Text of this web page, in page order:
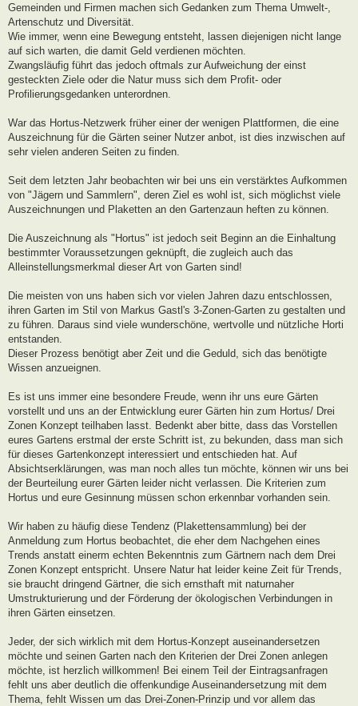
Gemeinden und Firmen machen sich Gedanken zum Thema Umwelt-,
Artenschutz und Diversität.
Wie immer, wenn eine Bewegung entsteht, lassen diejenigen nicht lange
auf sich warten, die damit Geld verdienen möchten.
Zwangsläufig führt das jedoch oftmals zur Aufweichung der einst
gesteckten Ziele oder die Natur muss sich dem Profit- oder
Profilierungsgedanken unterordnen.
War das Hortus-Netzwerk früher einer der wenigen Plattformen, die eine
Auszeichnung für die Gärten seiner Nutzer anbot, ist dies inzwischen auf
sehr vielen anderen Seiten zu finden.
Seit dem letzten Jahr beobachten wir bei uns ein verstärktes Aufkommen
von "Jägern und Sammlern", deren Ziel es wohl ist, sich möglichst viele
Auszeichnungen und Plaketten an den Gartenzaun heften zu können.
Die Auszeichnung als "Hortus" ist jedoch seit Beginn an die Einhaltung
bestimmter Voraussetzungen geknüpft, die zugleich auch das
Alleinstellungsmerkmal dieser Art von Garten sind!
Die meisten von uns haben sich vor vielen Jahren dazu entschlossen,
ihren Garten im Stil von Markus Gastl's 3-Zonen-Garten zu gestalten und
zu führen. Daraus sind viele wunderschöne, wertvolle und nützliche Horti
entstanden.
Dieser Prozess benötigt aber Zeit und die Geduld, sich das benötigte
Wissen anzueignen.
Es ist uns immer eine besondere Freude, wenn ihr uns eure Gärten
vorstellt und uns an der Entwicklung eurer Gärten hin zum Hortus/ Drei
Zonen Konzept teilhaben lasst. Bedenkt aber bitte, dass das Vorstellen
eures Gartens erstmal der erste Schritt ist, zu bekunden, dass man sich
für dieses Gartenkonzept interessiert und entschieden hat. Auf
Absichtserklärungen, was man noch alles tun möchte, können wir uns bei
der Beurteilung eurer Gärten leider nicht verlassen. Die Kriterien zum
Hortus und eure Gesinnung müssen schon erkennbar vorhanden sein.
Wir haben zu häufig diese Tendenz (Plakettensammlung) bei der
Anmeldung zum Hortus beobachtet, die eher dem Nachgehen eines
Trends anstatt einerm echten Bekenntnis zum Gärtnern nach dem Drei
Zonen Konzept entspricht. Unsere Natur hat leider keine Zeit für Trends,
sie braucht dringend Gärtner, die sich ernsthaft mit naturnaher
Umstrukturierung und der Förderung der ökologischen Verbindungen in
ihren Gärten einsetzen.
Jeder, der sich wirklich mit dem Hortus-Konzept auseinandersetzen
möchte und seinen Garten nach den Kriterien der Drei Zonen anlegen
möchte, ist herzlich willkommen! Bei einem Teil der Eintragsanfragen
fehlt uns aber deutlich die offenkundige Auseinandersetzung mit dem
Thema, fehlt Wissen um das Drei-Zonen-Prinzip und vor allem das